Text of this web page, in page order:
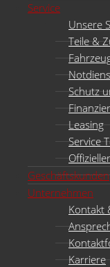
Service
Unsere
Teile &
Schutz
Leasing
Service
Geschäftskunden
Unternehmen
Kontakt
Karriere